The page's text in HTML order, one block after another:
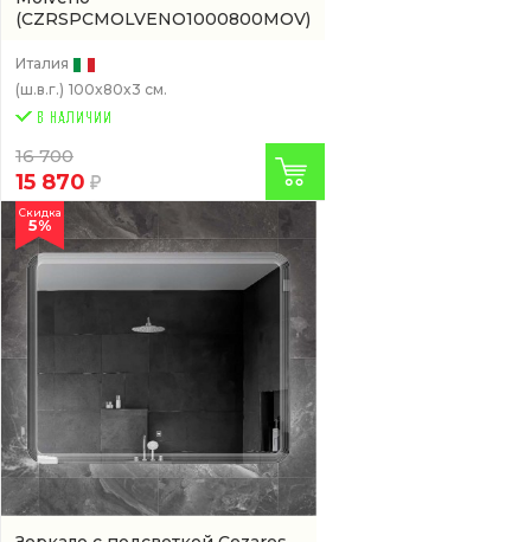
(CZRSPCMOLVENO1000800MOV)
Италия
(ш.в.г.) 100x80x3 см.
16 700
15 870
Скидка
5%